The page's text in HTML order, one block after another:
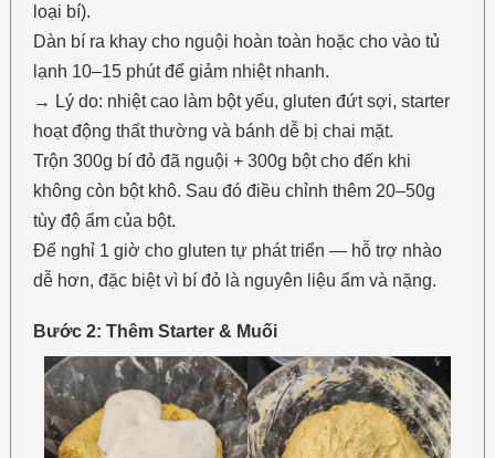
loại bí).
Dàn bí ra khay cho nguội hoàn toàn hoặc cho vào tủ
lạnh 10–15 phút để giảm nhiệt nhanh.
→ Lý do: nhiệt cao làm bột yếu, gluten đứt sợi, starter
hoạt động thất thường và bánh dễ bị chai mặt.
Trộn 300g bí đỏ đã nguội + 300g bột cho đến khi
không còn bột khô. Sau đó điều chỉnh thêm 20–50g
tùy độ ẩm của bột.
Để nghỉ 1 giờ cho gluten tự phát triển — hỗ trợ nhào
dễ hơn, đặc biệt vì bí đỏ là nguyên liệu ẩm và nặng.
Bước 2: Thêm Starter & Muối